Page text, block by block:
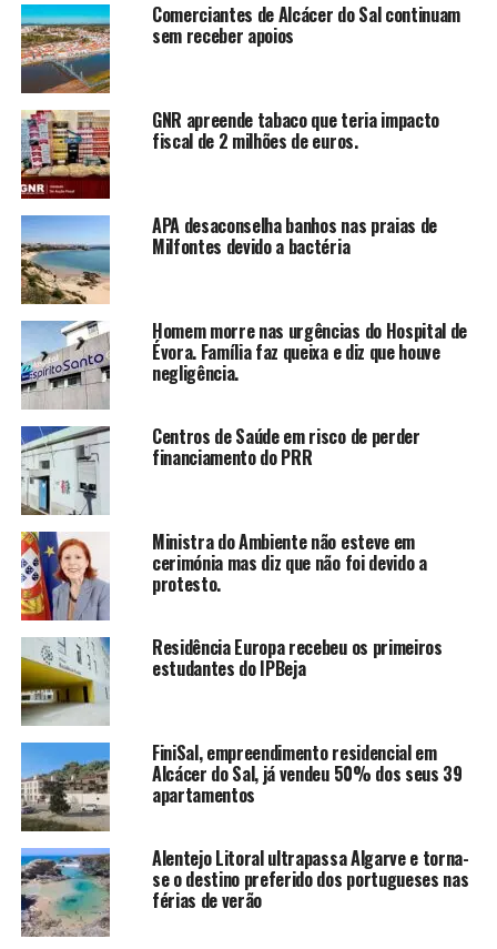
Comerciantes de Alcácer do Sal continuam
sem receber apoios
GNR apreende tabaco que teria impacto
fiscal de 2 milhões de euros.
APA desaconselha banhos nas praias de
Milfontes devido a bactéria
Homem morre nas urgências do Hospital de
Évora. Família faz queixa e diz que houve
negligência.
Centros de Saúde em risco de perder
financiamento do PRR
Ministra do Ambiente não esteve em
cerimónia mas diz que não foi devido a
protesto.
Residência Europa recebeu os primeiros
estudantes do IPBeja
FiniSal, empreendimento residencial em
Alcácer do Sal, já vendeu 50% dos seus 39
apartamentos
Alentejo Litoral ultrapassa Algarve e torna-
se o destino preferido dos portugueses nas
férias de verão